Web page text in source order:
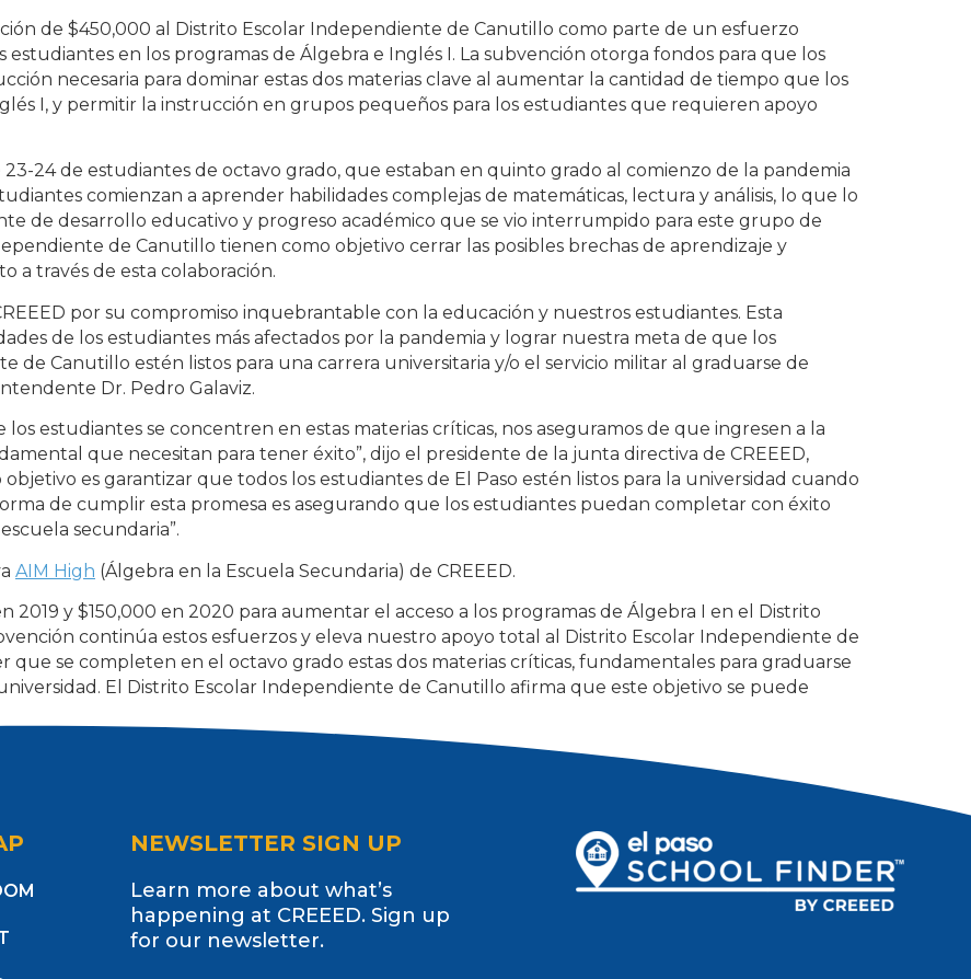
de $450,000 al Distrito Escolar Independiente de Canutillo como parte de un esfuerzo
en los programas de Álgebra e Inglés I. La subvención otorga fondos para que los
necesaria para dominar estas dos materias clave al aumentar la cantidad de tiempo que los
I, y permitir la instrucción en grupos pequeños para los estudiantes que requieren apoyo
23-24 de estudiantes de octavo grado, que estaban en quinto grado al comienzo de la pandemia
comienzan a aprender habilidades complejas de matemáticas, lectura y análisis, lo que lo
de desarrollo educativo y progreso académico que se vio interrumpido para este grupo de
de Canutillo tienen como objetivo cerrar las posibles brechas de aprendizaje y
a través de esta colaboración.
por su compromiso inquebrantable con la educación y nuestros estudiantes. Esta
de los estudiantes más afectados por la pandemia y lograr nuestra meta de que los
de Canutillo estén listos para una carrera universitaria y/o el servicio militar al graduarse de
Dr. Pedro Galaviz.
estudiantes se concentren en estas materias críticas, nos aseguramos de que ingresen a la
que necesitan para tener éxito”, dijo el presidente de la junta directiva de CREEED,
objetivo es garantizar que todos los estudiantes de El Paso estén listos para la universidad cuando
de cumplir esta promesa es asegurando que los estudiantes puedan completar con éxito
secundaria”.
AIM High (Álgebra en la Escuela Secundaria) de CREEED.
2019 y $150,000 en 2020 para aumentar el acceso a los programas de Álgebra I en el Distrito
continúa estos esfuerzos y eleva nuestro apoyo total al Distrito Escolar Independiente de
que se completen en el octavo grado estas dos materias críticas, fundamentales para graduarse
El Distrito Escolar Independiente de Canutillo afirma que este objetivo se puede
NEWSLETTER SIGN UP
Learn more about what’s
happening at CREEED. Sign up
for our newsletter.